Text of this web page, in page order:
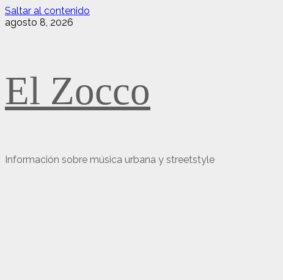
Saltar al contenido
agosto 8, 2026
El Zocco
Información sobre música urbana y streetstyle